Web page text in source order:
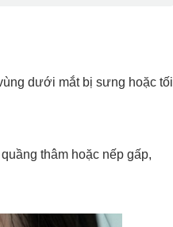
dưới mắt bị sưng hoặc tối
thâm hoặc nếp gấp,